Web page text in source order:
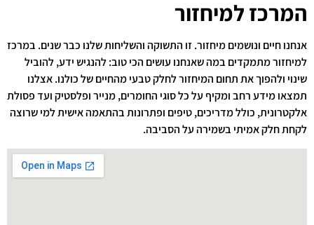
המרכז למיחזור
אנחנו חיים ונושמים מיחזור. זו התשוקה והשליחות שלנו כבר שנים. במרכז
למיחזור מתמקדים במה שאנחנו עושים הכי טוב: להנגיש ידע, להוביל
שינוי ולהפוך את תחום המיחזור לחלק טבעי מהחיים של כולנו. אצלנו
תמצאו מידע רחב ומקיף על כל סוגי החומרים, מנייר ופלסטיק ועד פסולת
אלקטרונית, כולל מדריכים, טיפים ופתרונות בהתאמה אישית למי שרוצה
לקחת חלק אמיתי בשמירה על הסביבה.